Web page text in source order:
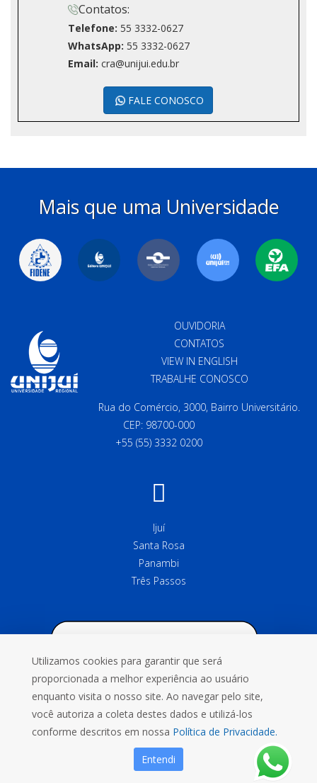
Contatos:
Telefone: 55 3332-0627
WhatsApp: 55 3332-0627
Email: cra@unijui.edu.br
FALE CONOSCO
Mais que uma Universidade
OUVIDORIA
CONTATOS
VIEW IN ENGLISH
TRABALHE CONOSCO
Rua do Comércio, 3000, Bairro Universitário.
CEP: 98700-000
+55 (55) 3332 0200
Ijuí
Santa Rosa
Panambi
Três Passos
Utilizamos cookies para garantir que será
proporcionada a melhor experiência ao usuário
enquanto visita o nosso site. Ao navegar pelo site,
você autoriza a coleta destes dados e utilizá-los
conforme descritos em nossa Política de Privacidade.
Entendi